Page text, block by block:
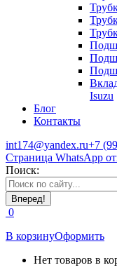
Isuzu
Блог
Контакты
int174@yandex.ru+7
Страница WhatsApp
Поиск:
0
В корзинуОформить
Нет товаров в